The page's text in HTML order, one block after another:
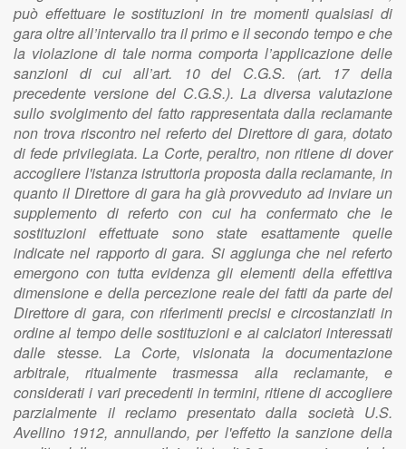
può effettuare le sostituzioni in tre momenti qualsiasi di
gara oltre all’intervallo tra il primo e il secondo tempo e che
la violazione di tale norma comporta l’applicazione delle
sanzioni di cui all’art. 10 del C.G.S. (art. 17 della
precedente versione del C.G.S.). La diversa valutazione
sullo svolgimento del fatto rappresentata dalla reclamante
non trova riscontro nel referto del Direttore di gara, dotato
di fede privilegiata. La Corte, peraltro, non ritiene di dover
accogliere l'istanza istruttoria proposta dalla reclamante, in
quanto il Direttore di gara ha già provveduto ad inviare un
supplemento di referto con cui ha confermato che le
sostituzioni effettuate sono state esattamente quelle
indicate nel rapporto di gara. Si aggiunga che nel referto
emergono con tutta evidenza gli elementi della effettiva
dimensione e della percezione reale dei fatti da parte del
Direttore di gara, con riferimenti precisi e circostanziati in
ordine al tempo delle sostituzioni e ai calciatori interessati
dalle stesse. La Corte, visionata la documentazione
arbitrale, ritualmente trasmessa alla reclamante, e
considerati i vari precedenti in termini, ritiene di accogliere
parzialmente il reclamo presentato dalla società U.S.
Avellino 1912, annullando, per l'effetto la sanzione della